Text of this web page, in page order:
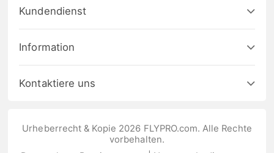
Kundendienst
Information
Kontaktiere uns
Urheberrecht & Kopie 2026 FLYPRO.com. Alle Rechte
vorbehalten.